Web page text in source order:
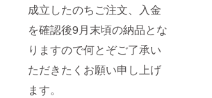
成立したのちご注文、入金
を確認後9月末頃の納品とな
りますので何とぞご了承い
ただきたくお願い申し上げ
ます。